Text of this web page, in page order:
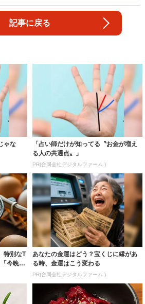
記事に戻る
ゃな
「占い師だけが知ってる〝お金が増え
る人の共通点〟」
PR(合同会社デジタルファーム )
特別なT
今晩の
あなたの金運はどう？宝くじに縁があ
る時、金運はこう変わる
PR(合同会社デジタルファーム )